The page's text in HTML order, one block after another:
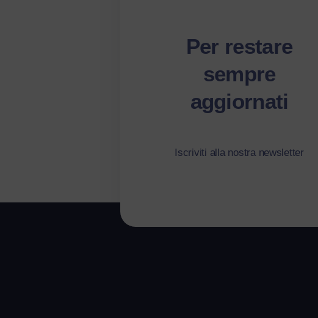
Per restare
sempre
aggiornati
Iscriviti alla nostra newsletter